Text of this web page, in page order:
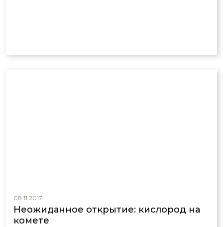
08.11.2017
Неожиданное открытие: кислород на
комете